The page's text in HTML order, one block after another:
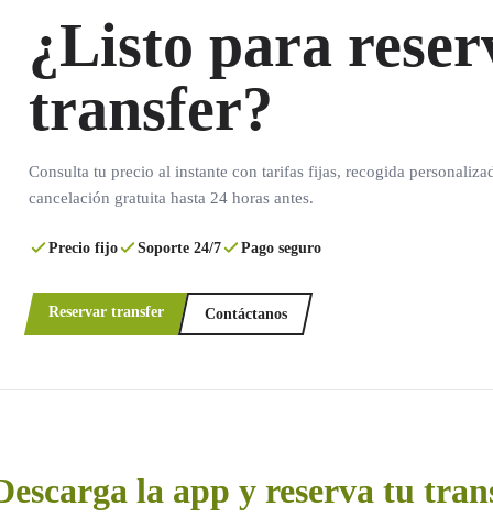
¿Listo para
transfer?
Consulta tu precio al instante con tarifas fijas, recogida
cancelación gratuita hasta 24 horas antes.
Precio fijo Soporte 24/7 Pago seguro
Reservar transfer Contáctanos
la app y reserva tu